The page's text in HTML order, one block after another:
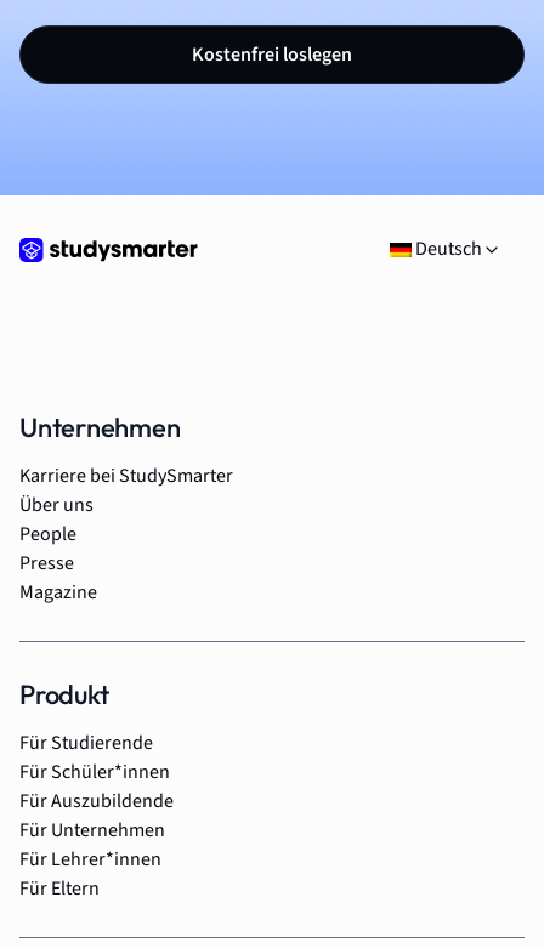
Kostenfrei loslegen
Deutsch
Unternehmen
Karriere bei StudySmarter
Über uns
People
Presse
Magazine
Produkt
Für Studierende
Für Schüler*innen
Für Auszubildende
Für Unternehmen
Für Lehrer*innen
Für Eltern